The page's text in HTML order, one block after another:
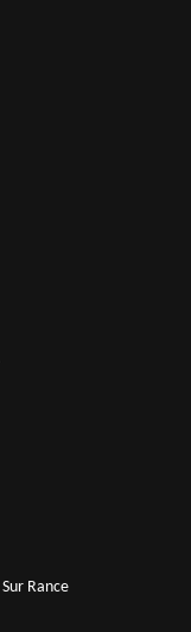
Rance